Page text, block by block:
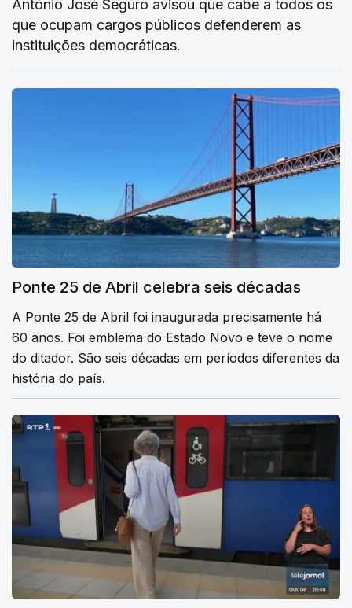
António José Seguro avisou que cabe a todos os
que ocupam cargos públicos defenderem as
instituições democráticas.
Ponte 25 de Abril celebra seis décadas
A Ponte 25 de Abril foi inaugurada precisamente há
60 anos. Foi emblema do Estado Novo e teve o nome
do ditador. São seis décadas em períodos diferentes da
história do país.